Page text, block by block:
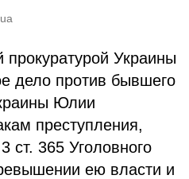
прокуратурой Украины
дело против бывшего
Юлии
преступления,
ст. 365 Уголовного
ею власти и